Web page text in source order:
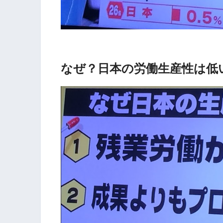
なぜ？日本の労働生産性は低